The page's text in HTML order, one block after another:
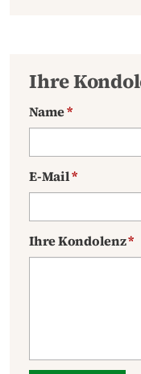
Ihre
Name*
E-Mail*
Ihre Kondolenz*